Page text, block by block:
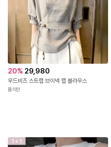
20% 29,980
우드비즈 스트랩 브이넥 랩 블라우스
뮬리안